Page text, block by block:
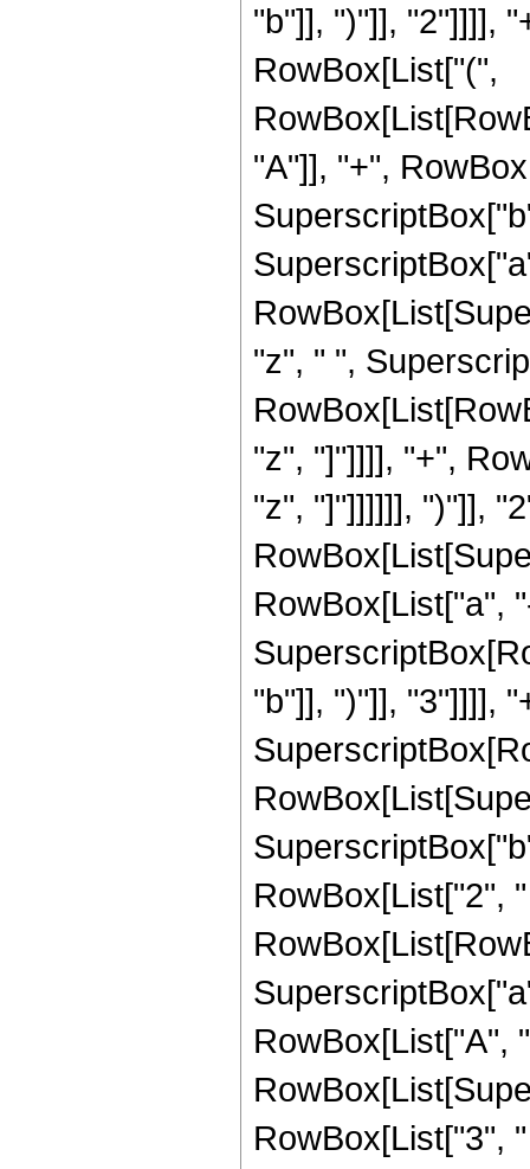
"b"]], ")"]], "2"]]]],
RowBox[List["(",
"A"]], "+",
"z", " ",
"z", "]"]]]], "+",
"z", "]"]]]]]], ")"]],
RowBox[List["a",
"b"]], ")"]], "3"]]]],
RowBox[List["2",
RowBox[List["A",
RowBox[List["3",